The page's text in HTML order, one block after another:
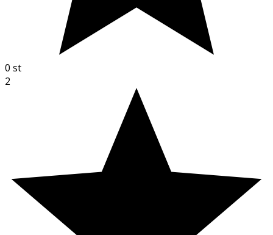
0 st
2